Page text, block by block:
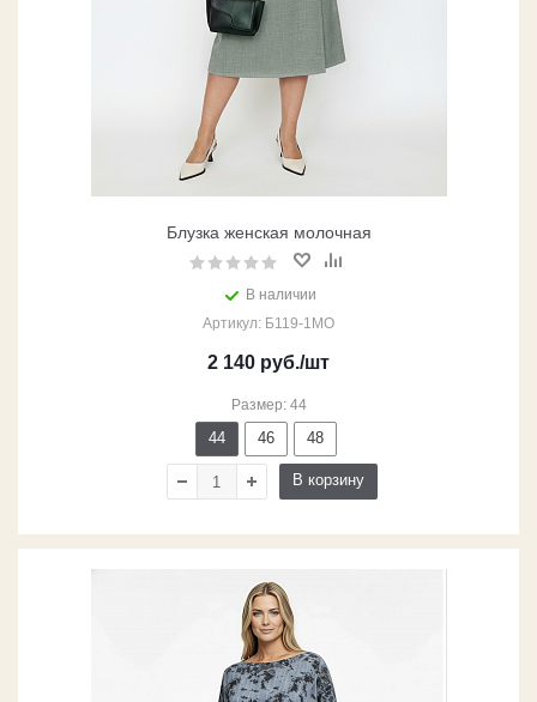
Блузка женская молочная
В наличии
Артикул: Б119-1МО
2 140 руб./шт
Размер: 44
44 46 48
В корзину